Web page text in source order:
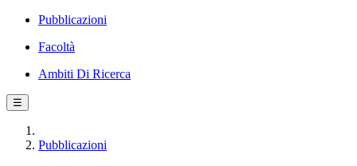
Pubblicazioni
Facoltà
Ambiti Di Ricerca
☰
Pubblicazioni